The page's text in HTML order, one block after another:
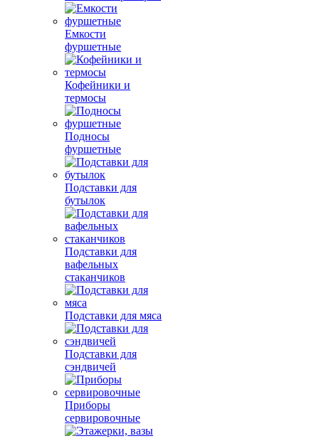
Емкости
фуршетные
Кофейники и
термосы
Подносы
фуршетные
Подставки для
бутылок
Подставки для
вафельных
стаканчиков
Подставки для мяса
Подставки для
сэндвичей
Приборы
сервировочные